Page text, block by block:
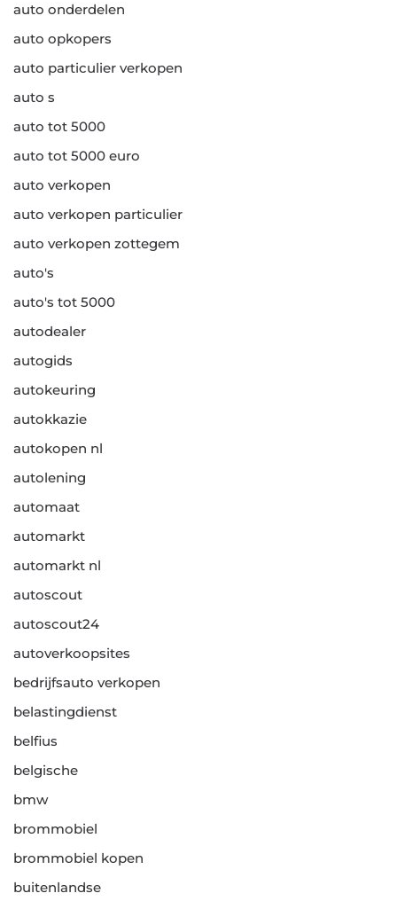
auto onderdelen
auto opkopers
auto particulier verkopen
auto s
auto tot 5000
auto tot 5000 euro
auto verkopen
auto verkopen particulier
auto verkopen zottegem
auto's
auto's tot 5000
autodealer
autogids
autokeuring
autokkazie
autokopen nl
autolening
automaat
automarkt
automarkt nl
autoscout
autoscout24
autoverkoopsites
bedrijfsauto verkopen
belastingdienst
belfius
belgische
bmw
brommobiel
brommobiel kopen
buitenlandse